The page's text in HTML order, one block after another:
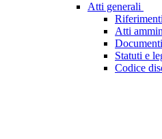
Atti generali
Atti
Statuti e
Codice